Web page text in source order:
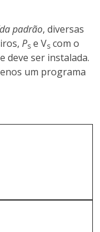
padrão, diversas
Ps e Vs com o
deve ser instalada.
um programa